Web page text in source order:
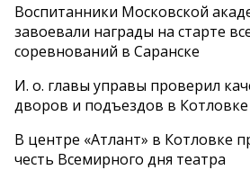
Воспитанники Московской
завоевали награды на старте
соревнований в Саранске
И. о. главы управы проверил
дворов и подъездов в Котловке
В центре «Атлант» в Котловке
честь Всемирного дня театра